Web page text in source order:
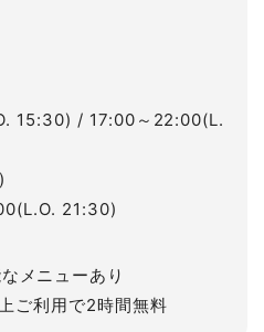
15:30) / 17:00～22:00(L.
21:30)
メニューあり
ご利用で2時間無料